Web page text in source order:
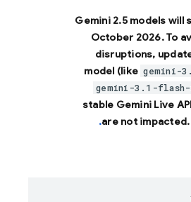
Gemini 2.5 models will
October 2026. To
disruptions,
model (like gemini-
gemini-3.1-flash-
stable Gemini Live
are not impacted.